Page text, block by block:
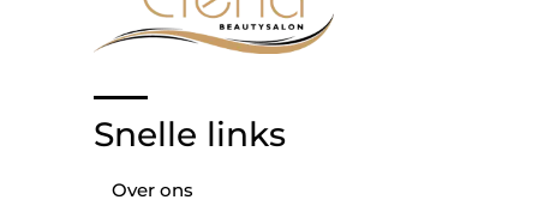
Snelle links
Over ons